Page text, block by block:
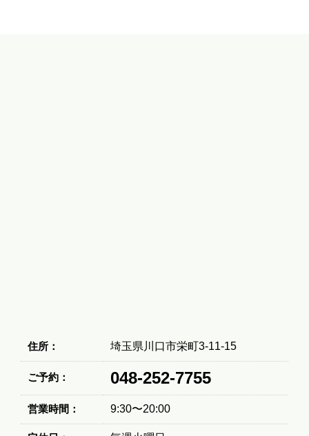
住所： 埼玉県川口市栄町3-11-15
ご予約： 048-252-7755
営業時間： 9:30〜20:00